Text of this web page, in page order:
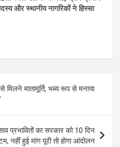
और स्थानीय नागरिकों ने हिस्सा
मिलने मातामूर्ति, भब्य रूप से मनाया
प्रभावितों का सरकार को 10 दिन
नहीं हुई मांग पूरी तो होगा आंदोलन